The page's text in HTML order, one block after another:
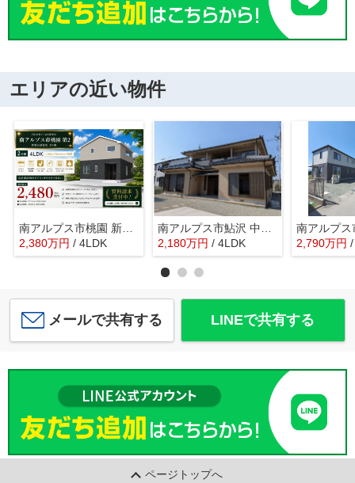
エリアの近い物件
南アルプス市桃園 新築戸建全2棟 2号棟 南道路で日当良好
2,380万円 / 4LDK
南アルプス市鮎沢 中古戸建 建物一新工事済 敷地広々104坪
2,180万円 / 4LDK 2,790万円
メールで共有する LINEで共有する
ページトップへ